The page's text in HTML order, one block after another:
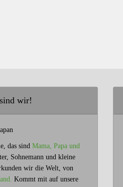
wir!
das sind Mama, Papa und
Sohnemann und kleine
wir die Welt, von
Kommt mit auf unsere